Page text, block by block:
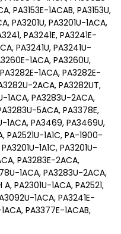
PA3153E-1ACAB, PA3153U,
PA3201U, PA3201U-1ACA,
PA3241E, PA3241E-
PA3241U, PA3241U-
1ACA, PA3260U,
1ACA, PA3282E-
2ACA, PA3282UT,
1ACA, PA3283U-2ACA,
5ACA, PA3378E,
1ACA, PA3469, PA3469U,
PA2521U-1A1C, PA-1900-
1A1C, PA3201U-
PA3283E-2ACA,
1ACA, PA3283U-2ACA,
PA2301U-1ACA, PA2521,
1ACA, PA3241E-
PA3377E-1ACAB,